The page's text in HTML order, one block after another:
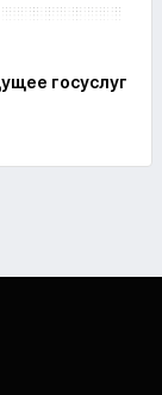
госуслуг